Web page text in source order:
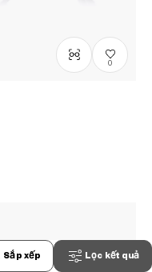
Sắp xếp Lọc kết quả
0